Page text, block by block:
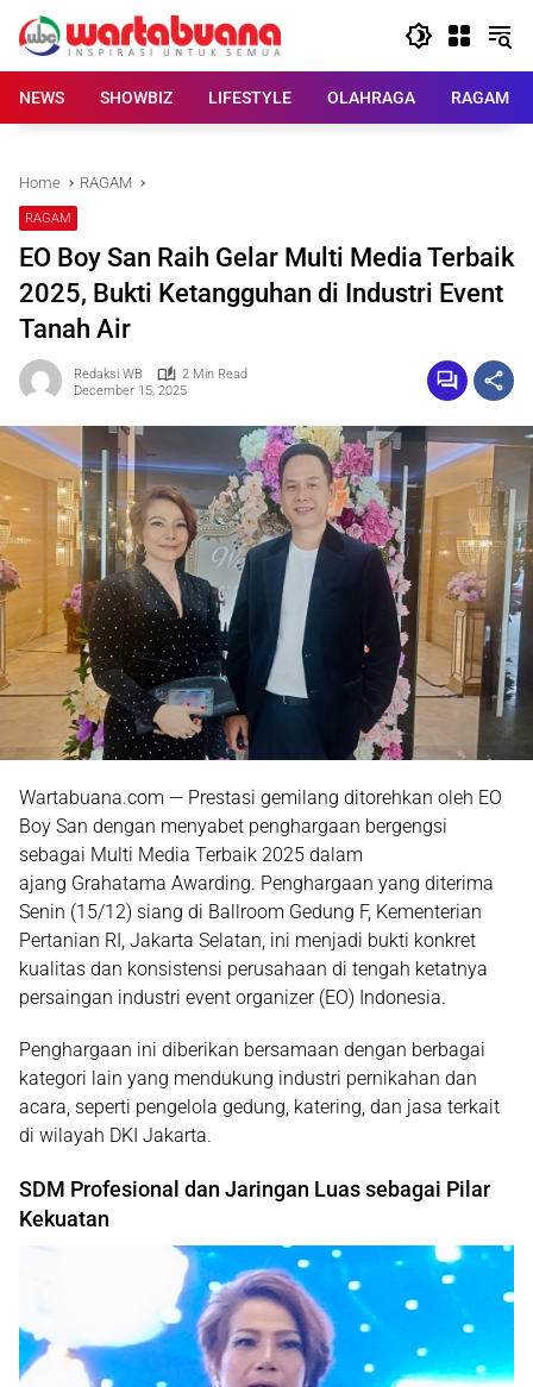
content
NEWS
SHOWBIZ LIFESTYLE OLAHRAGA RAGAM
Home RAGAM
RAGAM
EO Boy San Raih Gelar Multi Media Terbaik
2025, Bukti Ketangguhan di Industri Event
Tanah Air
Redaksi WB
2 Min Read
December 15, 2025
Wartabuana.com — Prestasi gemilang ditorehkan oleh EO
Boy San dengan menyabet penghargaan bergengsi
sebagai Multi Media Terbaik 2025 dalam
ajang Grahatama Awarding. Penghargaan yang diterima
Senin (15/12) siang di Ballroom Gedung F, Kementerian
Pertanian RI, Jakarta Selatan, ini menjadi bukti konkret
kualitas dan konsistensi perusahaan di tengah ketatnya
persaingan industri event organizer (EO) Indonesia.
Penghargaan ini diberikan bersamaan dengan berbagai
kategori lain yang mendukung industri pernikahan dan
acara, seperti pengelola gedung, katering, dan jasa terkait
di wilayah DKI Jakarta.
SDM Profesional dan Jaringan Luas sebagai Pilar
Kekuatan